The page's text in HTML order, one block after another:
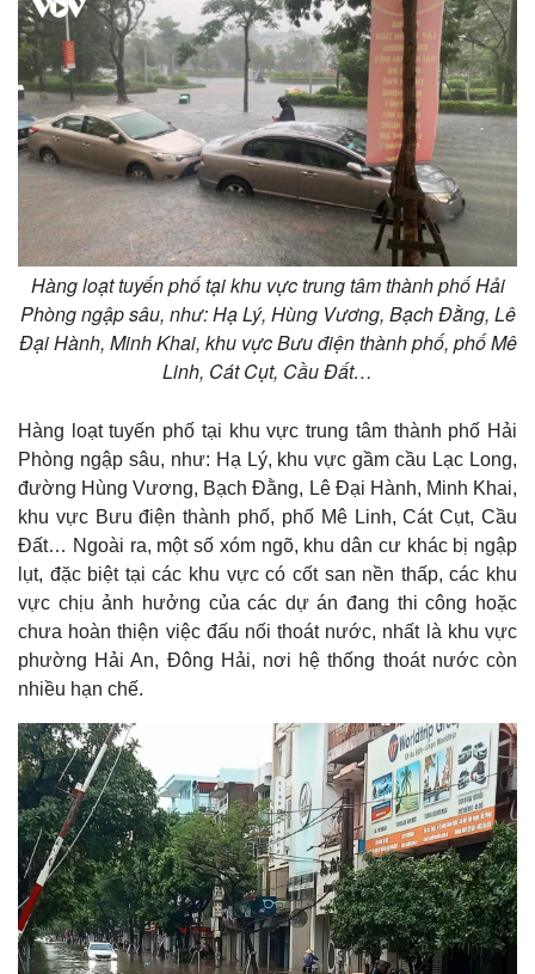
g
T
i
m
Hàng loạt tuyến phố tại khu vực trung tâm thành phố Hải
Phòng ngập sâu, như: Hạ Lý, Hùng Vương, Bạch Đằng, Lê
Đại Hành, Minh Khai, khu vực Bưu điện thành phố, phố Mê
Linh, Cát Cụt, Cầu Đất…
Hàng loạt tuyến phố tại khu vực trung tâm thành phố Hải
Phòng ngập sâu, như: Hạ Lý, khu vực gầm cầu Lạc Long,
đường Hùng Vương, Bạch Đằng, Lê Đại Hành, Minh Khai,
khu vực Bưu điện thành phố, phố Mê Linh, Cát Cụt, Cầu
Đất… Ngoài ra, một số xóm ngõ, khu dân cư khác bị ngập
lụt, đặc biệt tại các khu vực có cốt san nền thấp, các khu
vực chịu ảnh hưởng của các dự án đang thi công hoặc
chưa hoàn thiện việc đấu nối thoát nước, nhất là khu vực
phường Hải An, Đông Hải, nơi hệ thống thoát nước còn
nhiều hạn chế.